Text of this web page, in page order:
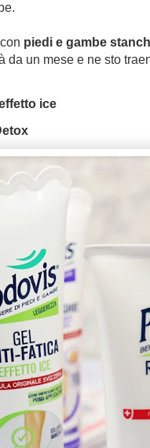
piedi e gambe
da un mese e ne sto
ice